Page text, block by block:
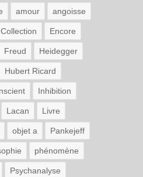
amour angoisse
Collection Encore
Freud Heidegger
Hubert Ricard
Inhibition
Lacan Livre
objet a Pankejeff
phénomène
Psychanalyse